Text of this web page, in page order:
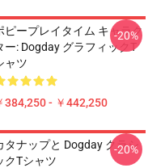
ピープレイタイム キャラク
ー: Dogday グラフィックT
ャツ
384,250 - ￥442,250
-20%
タナップと Dogday クラシ
クTシャツ
-20%